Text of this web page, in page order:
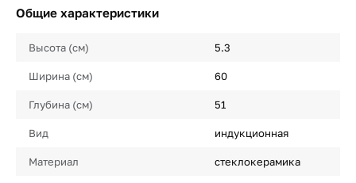
Общие характеристики
Высота (см) 5.3
Ширина (см) 60
Глубина (см) 51
Вид индукционная
Материал стеклокерамика